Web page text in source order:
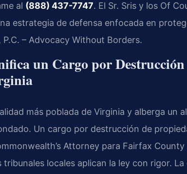
al (888) 437-7747. El Sr. Sris y los Of
estrategia de defensa enfocada en
P.C. – Advocacy Without Borders.
un Cargo por
más poblada de Virginia y alberga un
Un cargo por destrucción de
Attorney para Fairfax
tribunales locales aplican la ley con rigor.